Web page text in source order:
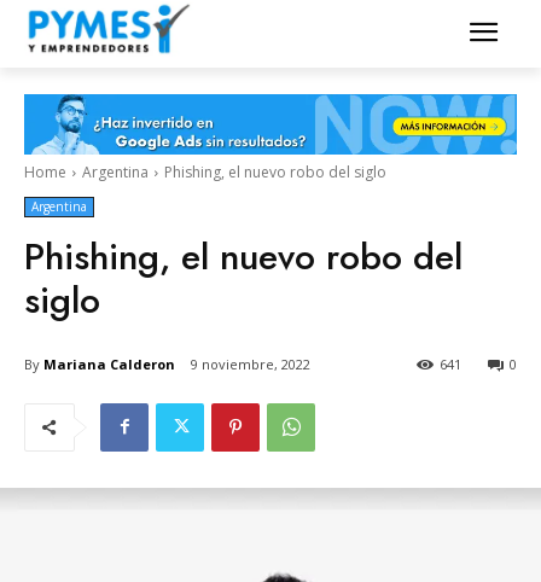
Home Argentina Phishing, el nuevo robo del siglo
Argentina
Phishing, el nuevo robo del
siglo
By Mariana Calderon 9 noviembre, 2022 0
641